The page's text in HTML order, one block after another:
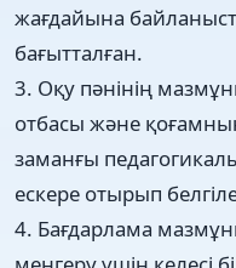
жағдайына
бағытталған.
3. Оқу пәнінің
отбасы және қоғамның
заманғы
ескере отырып
4. Бағдарлама